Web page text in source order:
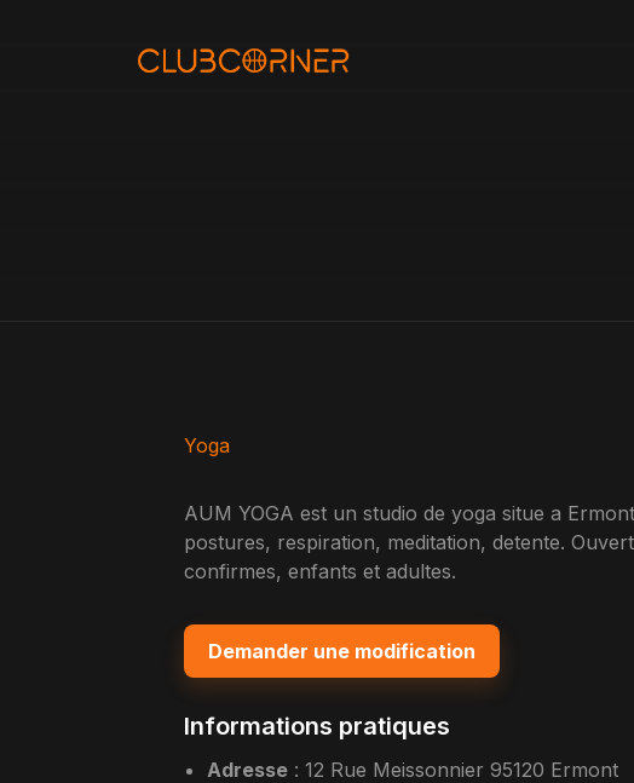
Yoga
AUM YOGA est un studio de yoga situe a
postures, respiration, meditation, detente.
confirmes, enfants et adultes.
Demander une modification
Informations pratiques
Adresse :12 Rue Meissonnier 95120 Ermont